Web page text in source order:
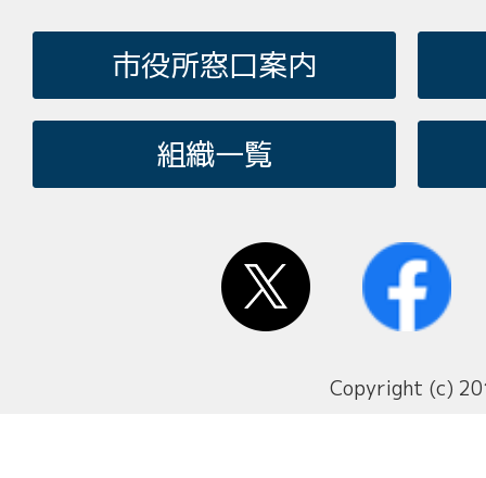
市役所窓口案内
組織一覧
Copyright (c)